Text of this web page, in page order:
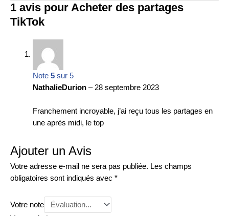
1 avis pour Acheter des partages
TikTok
Note 5sur 5
NathalieDurion – 28 septembre 2023
Franchement incroyable, j’ai reçu tous les partages en
une après midi, le top
Ajouter un Avis
Votre adresse e-mail ne sera pas publiée. Les champs
obligatoires sont indiqués avec *
Votre note